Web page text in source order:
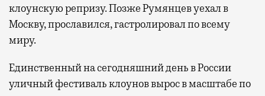
клоунскую репризу. Позже Румянцев уехал в
Москву, прославился, гастролировал по всему
миру.
Единственный на сегодняшний день в России
уличный фестиваль клоунов вырос в масштабе по